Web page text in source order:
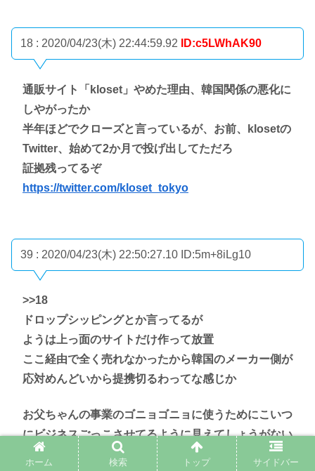
18 : 2020/04/23(木) 22:44:59.92 ID:c5LWhAK90
通販サイト「kloset」やめた理由、韓国関係の悪化に
しやがったか
半年ほどでクローズと言っているが、お前、klosetの
Twitter、始めて2か月で投げ出してただろ
証拠残ってるぞ
https://twitter.com/kloset_tokyo
39 : 2020/04/23(木) 22:50:27.10 ID:5m+8iLg10
>>18
ドロップシッピングとか言ってるが
ようは上っ面のサイトだけ作って放置
ここ経由で全く売れなかったから韓国のメーカー側が
応対めんどいから提携切るわってな感じか
お父ちゃんの事業のゴニョゴニョに使うためにこいつ
にビジネスごっこさせてるように見えてしょうがない
ホーム 検索 トップ サイドバー